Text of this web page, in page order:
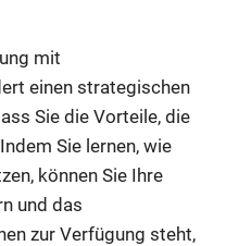
mit
einen strategischen
Sie die Vorteile, die
Sie lernen, wie
können Sie Ihre
und das
zur Verfügung steht,